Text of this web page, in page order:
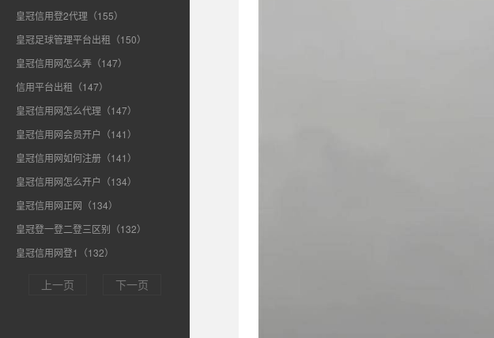
皇冠信用登2代理（155）
皇冠足球管理平台出租（150）
皇冠信用网怎么弄（147）
信用平台出租（147）
皇冠信用网怎么代理（147）
皇冠信用网会员开户（141）
皇冠信用网如何注册（141）
皇冠信用网怎么开户（134）
皇冠信用网正网（134）
皇冠登一登二登三区别（132）
皇冠信用网登1（132）
上一页 下一页